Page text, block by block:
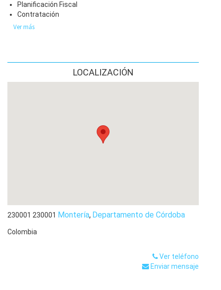
Planificación Fiscal
Contratación
Ver más
LOCALIZACIÓN
230001 230001 Montería, Departamento de Córdoba
Colombia
Ver teléfono
Enviar mensaje